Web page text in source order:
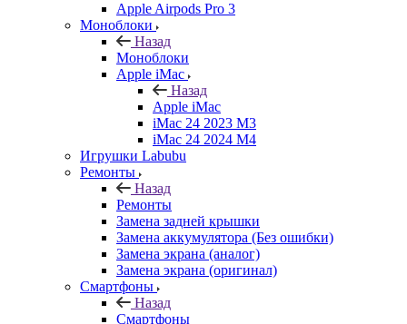
Apple Airpods Pro 3
Моноблоки
Назад
Моноблоки
Apple iMac
Назад
Apple iMac
iMac 24 2023 M3
iMac 24 2024 M4
Игрушки Labubu
Ремонты
Назад
Ремонты
Замена задней крышки
Замена аккумулятора (Без ошибки)
Замена экрана (аналог)
Замена экрана (оригинал)
Смартфоны
Назад
Смартфоны